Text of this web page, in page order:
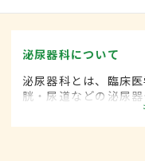
泌尿器科について
泌尿器科とは、臨床
胱・尿道などの泌尿
性器に関係した疾患